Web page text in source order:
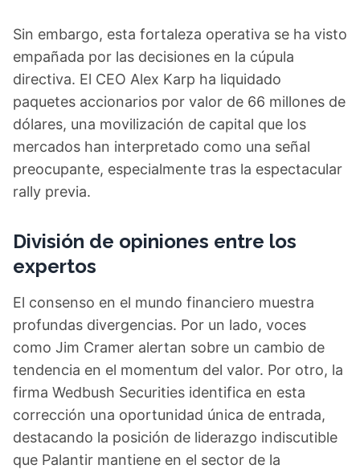
Sin embargo, esta fortaleza operativa se ha visto
empañada por las decisiones en la cúpula
directiva. El CEO Alex Karp ha liquidado
paquetes accionarios por valor de 66 millones de
dólares, una movilización de capital que los
mercados han interpretado como una señal
preocupante, especialmente tras la espectacular
rally previa.
División de opiniones entre los
expertos
El consenso en el mundo financiero muestra
profundas divergencias. Por un lado, voces
como Jim Cramer alertan sobre un cambio de
tendencia en el momentum del valor. Por otro, la
firma Wedbush Securities identifica en esta
corrección una oportunidad única de entrada,
destacando la posición de liderazgo indiscutible
que Palantir mantiene en el sector de la